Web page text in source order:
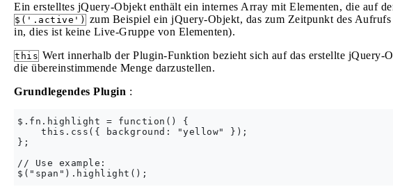
Ein erstelltes jQuery-Objekt enthält ein internes Array mit Elementen, die auf
$('.active') zum Beispiel ein jQuery-Objekt, das zum Zeitpunkt des
in, dies ist keine Live-Gruppe von Elementen).
this Wert innerhalb der Plugin-Funktion bezieht sich auf das erstellte jQuery-
die übereinstimmende Menge darzustellen.
Grundlegendes Plugin :
$.fn.highlight = function() {
    this.css({ background: "yellow" });
};
// Use example: